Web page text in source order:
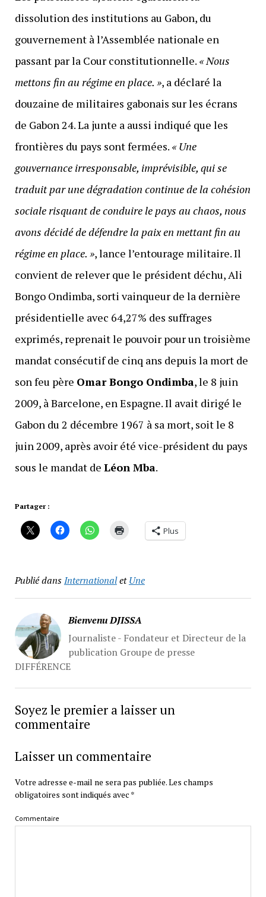
dissolution des institutions au Gabon, du
gouvernement à l’Assemblée nationale en
passant par la Cour constitutionnelle. « Nous
mettons fin au régime en place. », a déclaré la
douzaine de militaires gabonais sur les écrans
de Gabon 24. La junte a aussi indiqué que les
frontières du pays sont fermées. « Une
gouvernance irresponsable, imprévisible, qui se
traduit par une dégradation continue de la cohésion
sociale risquant de conduire le pays au chaos, nous
avons décidé de défendre la paix en mettant fin au
régime en place. », lance l’entourage militaire. Il
convient de relever que le président déchu, Ali
Bongo Ondimba, sorti vainqueur de la dernière
présidentielle avec 64,27% des suffrages
exprimés, reprenait le pouvoir pour un troisième
mandat consécutif de cinq ans depuis la mort de
son feu père Omar Bongo Ondimba, le 8 juin
2009, à Barcelone, en Espagne. Il avait dirigé le
Gabon du 2 décembre 1967 à sa mort, soit le 8
juin 2009, après avoir été vice-président du pays
sous le mandat de Léon Mba.
Partager :
Plus
Publié dansInternationaletUne
Bienvenu DJISSA
Journaliste - Fondateur et Directeur de la
publication Groupe de presse
DIFFÉRENCE
Soyez le premier a laisser un
commentaire
Laisser un commentaire
Votre adresse e-mail ne sera pas publiée.Les champs
obligatoires sont indiqués avec *
Commentaire